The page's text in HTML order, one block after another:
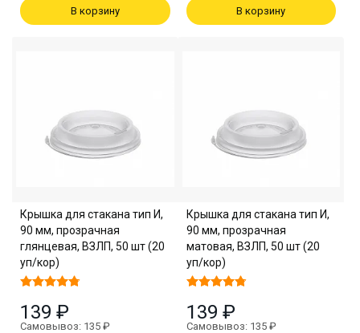
В корзину В корзину
Крышка для стакана тип И,
90 мм, прозрачная
глянцевая, ВЗЛП, 50 шт (20
уп/кор)
139 ₽
Самовывоз: 135 ₽
Крышка для стакана тип И,
90 мм, прозрачная
матовая, ВЗЛП, 50 шт (20
уп/кор)
139 ₽
Самовывоз: 135 ₽